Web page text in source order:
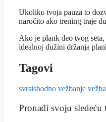
Ukoliko tvoja pauza to
naročito ako trening traje
Ako je plank deo tvog seta,
idealnoj dužini držanja
Tagovi
svrsishodno vežbanje
Pronađi svoju sledeću